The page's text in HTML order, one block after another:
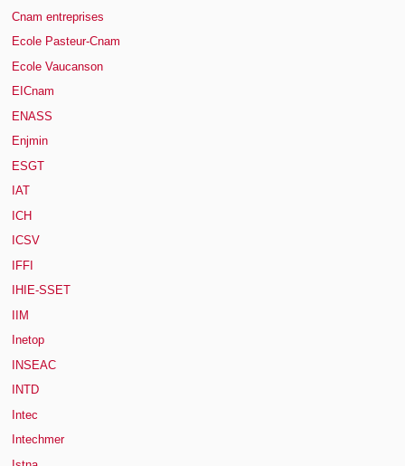
Cnam entreprises
Ecole Pasteur-Cnam
Ecole Vaucanson
EICnam
ENASS
Enjmin
ESGT
IAT
ICH
ICSV
IFFI
IHIE-SSET
IIM
Inetop
INSEAC
INTD
Intec
Intechmer